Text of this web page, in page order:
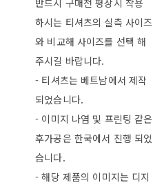
반드시 구매전 평상시 착용
하시는 티셔츠의 실측 사이즈
와 비교해 사이즈를 선택 해
주시길 바랍니다.
- 티셔츠는 베트남에서 제작
되었습니다.
- 이미지 나염 및 프린팅 같은
후가공은 한국에서 진행 되었
습니다.
- 해당 제품의 이미지는 디지